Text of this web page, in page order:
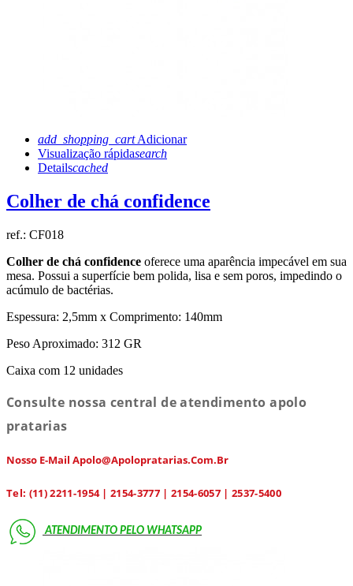
add_shopping_cart Adicionar
Visualização rápidasearch
Detailscached
Colher de chá confidence
ref.: CF018
Colher de chá confidence oferece uma aparência impecável em sua
mesa. Possui a superfície bem polida, lisa e sem poros, impedindo o
acúmulo de bactérias.
Espessura: 2,5mm x Comprimento: 140mm
Peso Aproximado: 312 GR
Caixa com 12 unidades
Consulte nossa central de atendimento apolo
pratarias
Nosso E-Mail Apolo@apolopratarias.com.br
Tel: (11) 2211-1954 | 2154-3777 | 2154-6057 | 2537-5400
ATENDIMENTO PELO WHATSAPP